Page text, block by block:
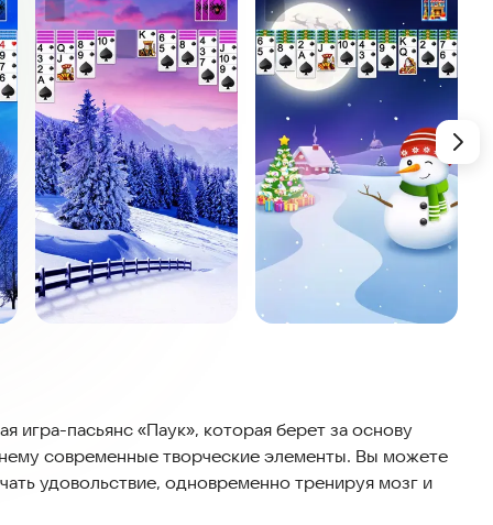
игра-пасьянс «Паук», которая берет за основу
современные творческие элементы. Вы можете
удовольствие, одновременно тренируя мозг и